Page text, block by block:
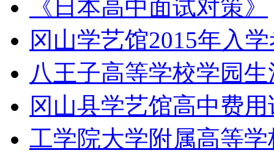
《日本高中面试对策》
冈山学艺馆2015年入
八王子高等学校学园
冈山县学艺馆高中费
工学院大学附属高等